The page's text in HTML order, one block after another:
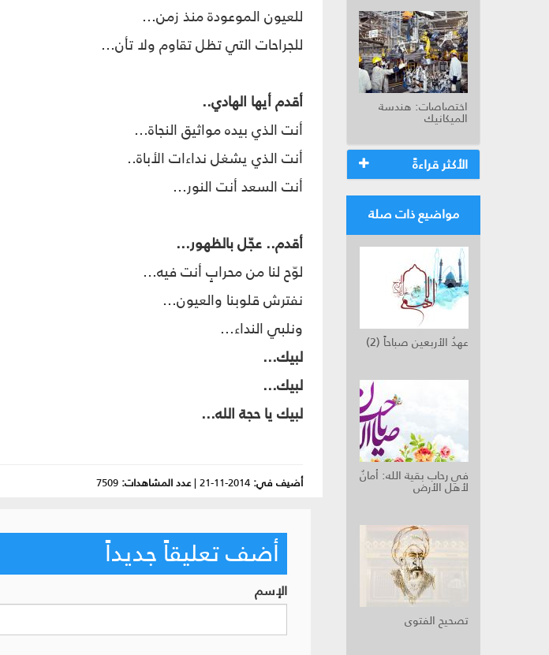
اختصاصات: هندسة
الميكانيك
الأكثر قراءةً
مواضيع ذات صلة
عهدُ الأربعين صباحاً (2)
في رحاب بقية الله: أمانٌ
لأهل الأرض
تصحيح الفتوى
للعيون الموعودة منذ زمن...
للجراحات التي تظل تقاوم ولا تأن...
أقدم أيها الهادي..
أنت الذي بيده مواثيق النجاة...
أنت الذي يشغل نداءات الأباة..
أنت السعد أنت النور...
أقدم.. عجّل بالظهور...
لوّح لنا من محرابٍ أنت فيه...
نفترش قلوبنا والعيون...
ونلبي النداء...
لبيك...
لبيك...
لبيك يا حجة الله...
أضيف في: 2014-11-21
|عدد المشاهدات: 7509
أضف تعليقاً جديداً
الإسم